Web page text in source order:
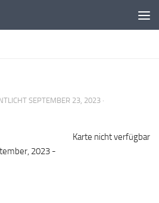
SEPTEMBER 23, 2023 ·
Karte nicht verfügbar
2023 -